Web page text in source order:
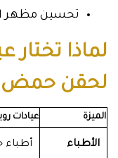
تحسين مظهر
لماذا تختار
لحقن حمض
الميزة عيادات
الأطباء
أطباء